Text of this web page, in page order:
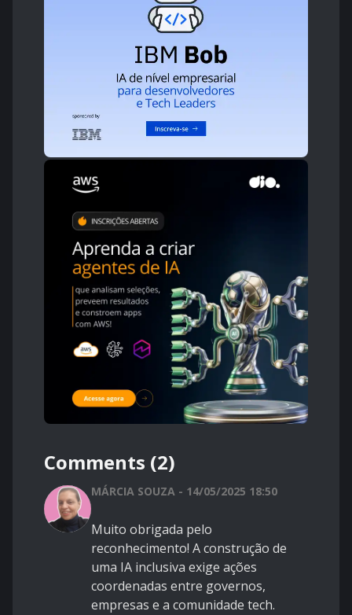
Comments (2)
MÁRCIA SOUZA - 14/05/2025 18:50
Muito obrigada pelo
reconhecimento! A construção de
uma IA inclusiva exige ações
coordenadas entre governos,
empresas e a comunidade tech.